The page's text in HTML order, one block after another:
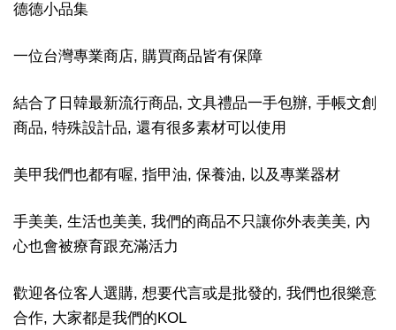
德德小品集
一位台灣專業商店, 購買商品皆有保障
結合了日韓最新流行商品, 文具禮品一手包辦, 手帳文創
商品, 特殊設計品, 還有很多素材可以使用
美甲我們也都有喔, 指甲油, 保養油, 以及專業器材
手美美, 生活也美美, 我們的商品不只讓你外表美美, 內
心也會被療育跟充滿活力
歡迎各位客人選購, 想要代言或是批發的, 我們也很樂意
合作, 大家都是我們的KOL